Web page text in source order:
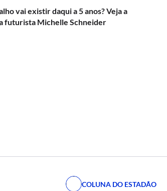
vai existir daqui a 5 anos? Veja a
futurista Michelle Schneider
COLUNA DO ESTADÃO